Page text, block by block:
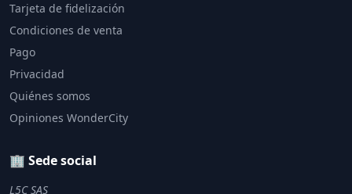
Tarjeta de fidelización
Condiciones de venta
Pago
Privacidad
Quiénes somos
Opiniones WonderCity
🏢 Sede social
L5C SAS